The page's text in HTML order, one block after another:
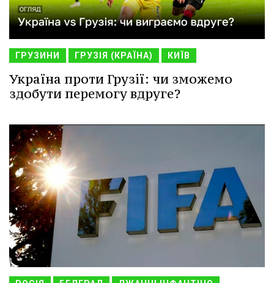
ГРУЗИНИ ГРУЗІЯ (КРАЇНА) КИЇВ
Україна проти Грузії: чи зможемо
здобути перемогу вдруге?